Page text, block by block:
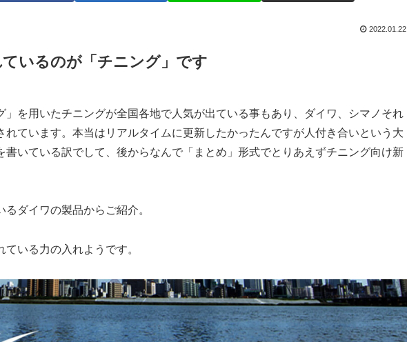
2022.01.22
いるのが「チニング」です
」を用いたチニングが全国各地で人気が出ている事もあり、ダイワ、シマノそれ
れています。本当はリアルタイムに更新したかったんですが人付き合いという大
書いている訳でして、後からなんで「まとめ」形式でとりあえずチニング向け新
ダイワの製品からご紹介。
いる力の入れようです。